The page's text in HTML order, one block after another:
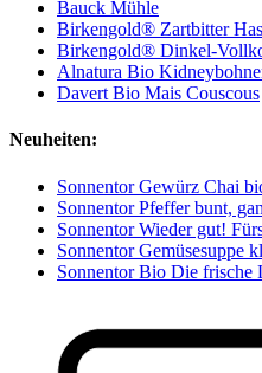
Bauck Mühle
Birkengold® Zartbitter
Birkengold® Dinkel-
Alnatura Bio
Davert Bio Mais Couscous
Neuheiten:
Sonnentor Gewürz Chai
Sonnentor Pfeffer bunt,
Sonnentor Wieder gut!
Sonnentor Gemüsesuppe
Sonnentor Bio Die frische